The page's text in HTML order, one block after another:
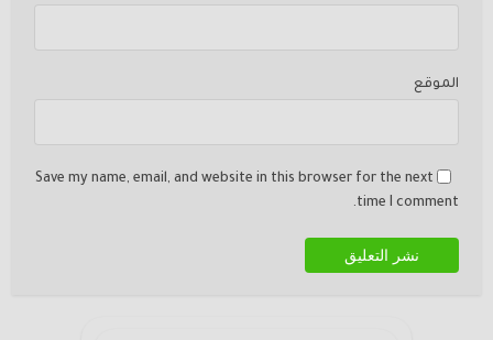
الموقع
Save my name, email, and website in this browser for the next
time I comment.